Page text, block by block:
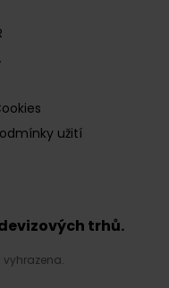
užití
trhů.
vyhrazena.